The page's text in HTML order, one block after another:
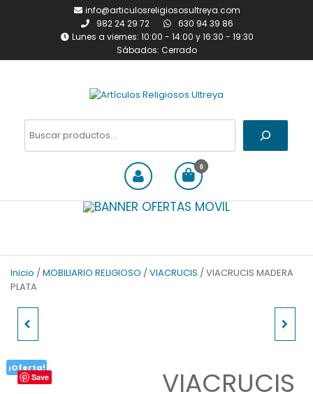
info@articulosreligiososultreya.com
982 24 29 72
630 94 39 86
Lunes a viernes: 10:00 - 14:00 y 16:30 - 19:30
Sábados: Cerrado
Artículos Religiosos Ultreya
venta de todo tipo de
Buscar
0
Inicio / MOBILIARIO RELIGIOSO / VIACRUCIS / VIACRUCIS MADERA
PLATA
¡Oferta!
Save
VIACRUCIS